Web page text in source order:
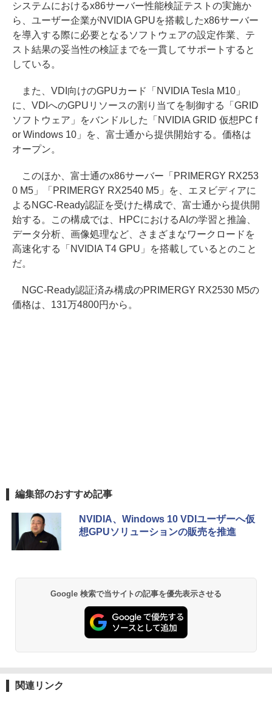
システムにおけるx86サーバー性能検証テストの実施か
ら、ユーザー企業がNVIDIA GPUを搭載したx86サーバー
を導入する際に必要となるソフトウェアの設定作業、テ
スト結果の妥当性の検証までを一貫してサポートすると
している。
また、VDI向けのGPUカード「NVIDIA Tesla M10」
に、VDIへのGPUリソースの割り当てを制御する「GRID
ソフトウェア」をバンドルした「NVIDIA GRID 仮想PC f
or Windows 10」を、富士通から提供開始する。価格は
オープン。
このほか、富士通のx86サーバー「PRIMERGY RX253
0 M5」「PRIMERGY RX2540 M5」を、エヌビディアに
よるNGC-Ready認証を受けた構成で、富士通から提供開
始する。この構成では、HPCにおけるAIの学習と推論、
データ分析、画像処理など、さまざまなワークロードを
高速化する「NVIDIA T4 GPU」を搭載しているとのこと
だ。
NGC-Ready認証済み構成のPRIMERGY RX2530 M5の
価格は、131万4800円から。
編集部のおすすめ記事
NVIDIA、Windows 10 VDIユーザーへ仮
想GPUソリューションの販売を推進
Google 検索で当サイトの記事を優先表示させる
関連リンク